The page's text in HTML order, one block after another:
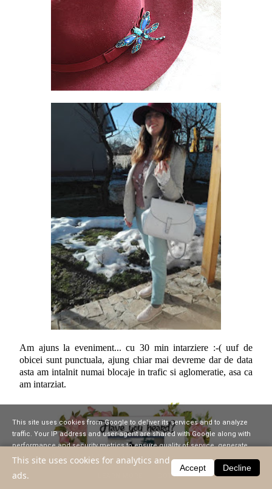
This site uses cookies for analytics and
ads.
Accept Decline
Am ajuns la eveniment... cu 30 min intarziere :-( uuf de
obicei sunt punctuala, ajung chiar mai devreme dar de data
asta am intalnit numai blocaje in trafic si aglomeratie, asa ca
am intarziat.
This site uses cookies from Google to deliver its services and to analyze
traffic. Your IP address and user-agent are shared with Google along with
performance and security metrics to ensure quality of service, generate
usage statistics, and to detect and address abuse.
GOT IT